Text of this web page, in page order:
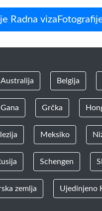
Radna
Australija Belgija
Gana Grčka
Meksiko
Schengen
zemlja Ujedinjeno